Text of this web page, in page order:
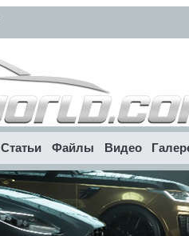
Статьи Файлы Видео